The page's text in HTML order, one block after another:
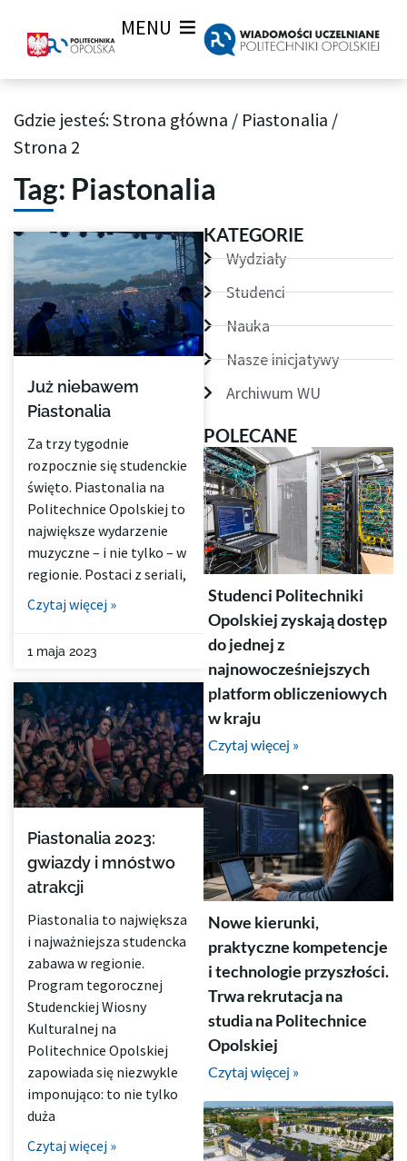
MENU
Archiwum Tagów aktualności Wiadomości uczelnianych
Gdzie jesteś:Strona główna / Piastonalia /
Strona 2
Tag: Piastonalia
Już niebawem
Piastonalia
Za trzy tygodnie
rozpocznie się studenckie
święto. Piastonalia na
Politechnice Opolskiej to
największe wydarzenie
muzyczne – i nie tylko – w
regionie. Postaci z seriali,
Czytaj więcej »
1 maja 2023
Piastonalia 2023:
gwiazdy i mnóstwo
atrakcji
Piastonalia to największa
i najważniejsza studencka
zabawa w regionie.
Program tegorocznej
Studenckiej Wiosny
Kulturalnej na
Politechnice Opolskiej
zapowiada się niezwykle
imponująco: to nie tylko
duża
Czytaj więcej »
StronaStronaStrona
StronaStrona KATEGORIE
Wydziały
Studenci
Nauka
Nasze inicjatywy
Archiwum WU
POLECANE
Studenci Politechniki
Opolskiej zyskają dostęp
do jednej z
najnowocześniejszych
platform obliczeniowych
w kraju
Czytaj więcej »
Nowe kierunki,
praktyczne kompetencje
i technologie przyszłości.
Trwa rekrutacja na
studia na Politechnice
Opolskiej
Czytaj więcej »